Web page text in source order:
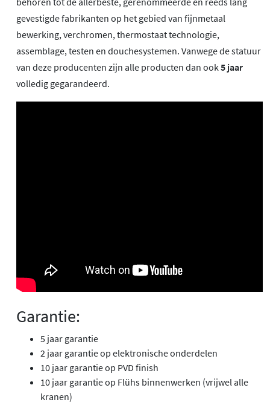
gevestigde fabrikanten op het gebied van fijnmetaal
bewerking, verchromen, thermostaat technologie,
assemblage, testen en douchesystemen. Vanwege de statuur
van deze producenten zijn alle producten dan ook5 jaar
volledig gegarandeerd.
Garantie:
5 jaar garantie
2 jaar garantie op elektronische onderdelen
10 jaar garantie op PVD finish
10 jaar garantie op Flühs binnenwerken (vrijwel alle
kranen)